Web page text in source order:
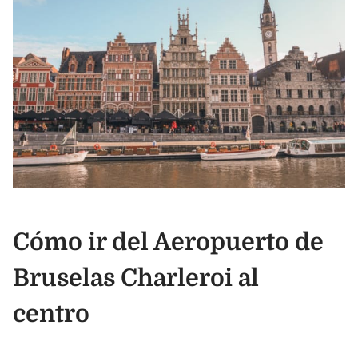
Cómo ir del Aeropuerto de
Bruselas Charleroi al
centro